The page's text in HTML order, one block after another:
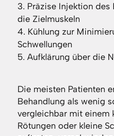
Präzise Injektion
die Zielmuskeln
Kühlung zur
Schwellungen
Aufklärung über die
Die meisten Patienten
Behandlung als wenig
vergleichbar mit einem
Rötungen oder kleine